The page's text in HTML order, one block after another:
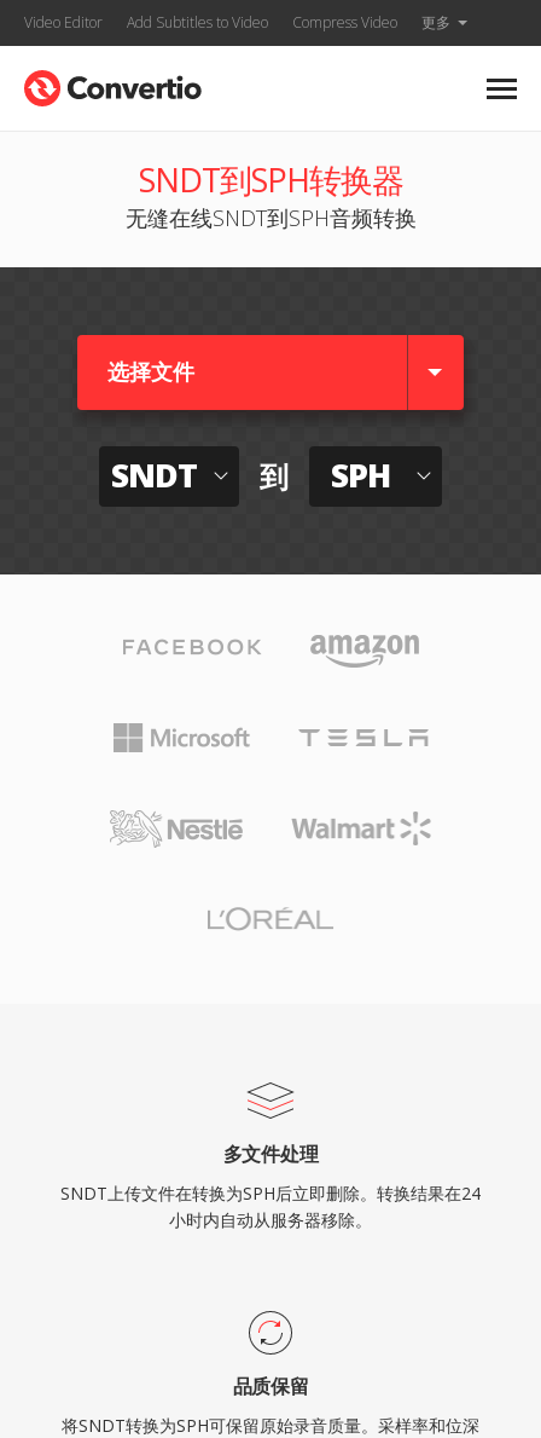
Video Editor Add Subtitles to Video Compress Video 更多
SNDT到SPH转换器
无缝在线SNDT到SPH音频转换
选择文件
SNDT 到 SPH
多文件处理
SNDT上传文件在转换为SPH后立即删除。转换结果在24
小时内自动从服务器移除。
品质保留
将SNDT转换为SPH可保留原始录音质量。采样率和位深